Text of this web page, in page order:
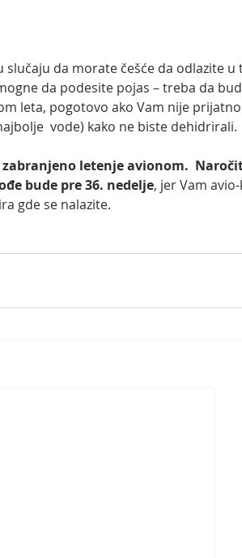
slučaju da morate češće da odlazite
da podesite pojas – treba da
leta, pogotovo ako Vam nije
vode) kako ne biste dehidrirali.
zabranjeno letenje avionom.
bude pre 36. nedelje, jer Vam
gde se nalazite.